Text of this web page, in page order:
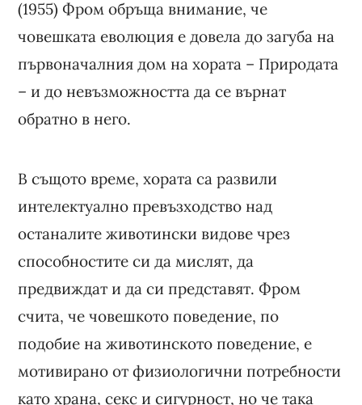
(1955) Фром обръща внимание, че
човешката еволюция е довела до загуба на
първоначалния дом на хората – Природата
– и до невъзможността да се върнат
обратно в него.
В същото време, хората са развили
интелектуално превъзходство над
останалите животински видове чрез
способностите си да мислят, да
предвиждат и да си представят. Фром
счита, че човешкото поведение, по
подобие на животинското поведение, е
мотивирано от физиологични потребности
като храна, секс и сигурност, но че така